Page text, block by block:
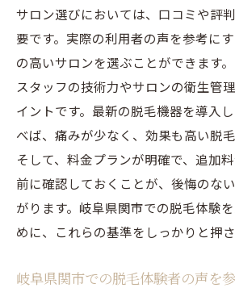
サロン選びにおいては、口コミや評
要です。実際の利用者の声を参考に
の高いサロンを選ぶことができます
スタッフの技術力やサロンの衛生管
イントです。最新の脱毛機器を導入
べば、痛みが少なく、効果も高い脱毛
そして、料金プランが明確で、追加
前に確認しておくことが、後悔のな
がります。岐阜県関市での脱毛体験
めに、これらの基準をしっかりと押さ
岐阜県関市での脱毛体験者の声を